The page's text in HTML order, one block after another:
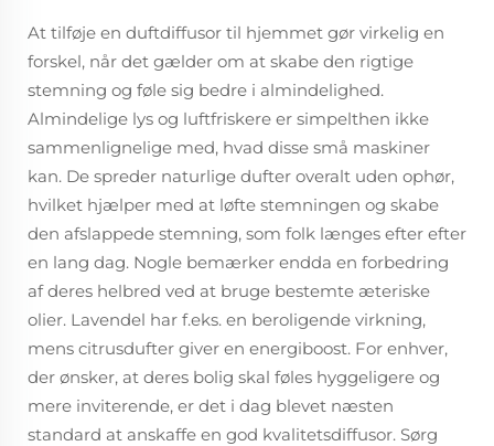
At tilføje en duftdiffusor til hjemmet gør virkelig en
forskel, når det gælder om at skabe den rigtige
stemning og føle sig bedre i almindelighed.
Almindelige lys og luftfriskere er simpelthen ikke
sammenlignelige med, hvad disse små maskiner
kan. De spreder naturlige dufter overalt uden ophør,
hvilket hjælper med at løfte stemningen og skabe
den afslappede stemning, som folk længes efter efter
en lang dag. Nogle bemærker endda en forbedring
af deres helbred ved at bruge bestemte æteriske
olier. Lavendel har f.eks. en beroligende virkning,
mens citrusdufter giver en energiboost. For enhver,
der ønsker, at deres bolig skal føles hyggeligere og
mere inviterende, er det i dag blevet næsten
standard at anskaffe en god kvalitetsdiffusor. Sørg